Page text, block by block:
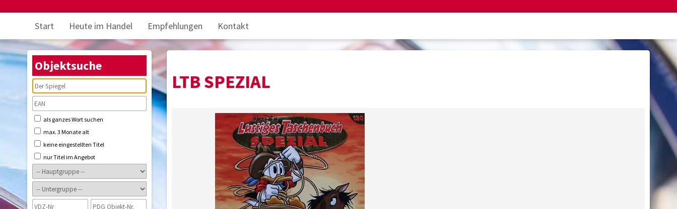
Start Heute im Handel Empfehlungen Kontakt
Objektsuche
als ganzes Wort suchen
max. 3 Monate alt
keine eingestellten Titel
nur Titel im Angebot
LTB SPEZIAL